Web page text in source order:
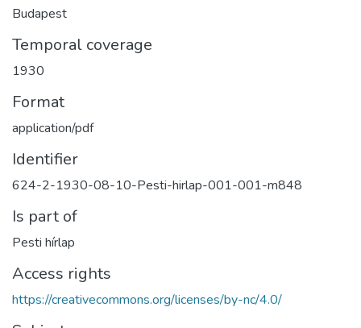
Budapest
Temporal coverage
1930
Format
application/pdf
Identifier
624-2-1930-08-10-Pesti-hirlap-001-001-m848
Is part of
Pesti hírlap
Access rights
https://creativecommons.org/licenses/by-nc/4.0/